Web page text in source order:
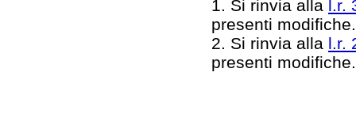
1. Si rinvia alla l.r.
presenti
2. Si rinvia alla l.r.
presenti